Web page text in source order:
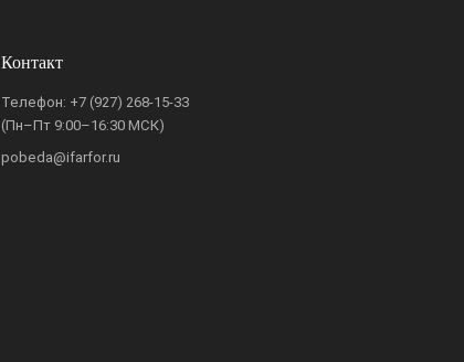
Контакт
Телефон: +7 (927) 268-15-33
(Пн–Пт 9:00–16:30 МСК)
pobeda@ifarfor.ru